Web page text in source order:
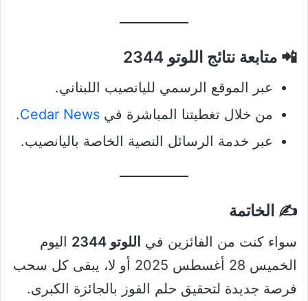
📲 متابعة نتائج اللوتو 2344
عبر الموقع الرسمي لليانصيب اللبناني.
من خلال تغطيتنا المباشرة في Cedar News
.
عبر خدمة الرسائل النصية الخاصة باليانصيب.
✍️ الخاتمة
سواء كنت من الفائزين في اللوتو 2344
اليوم
الخميس 28 أغسطس 2025 أو لا، يبقى كل سحب
فرصة جديدة لتحقيق حلم الفوز بالجائزة الكبرى.